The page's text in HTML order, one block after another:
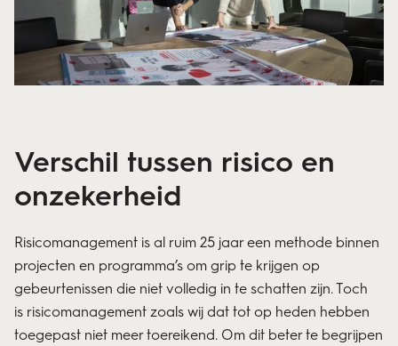
Verschil tussen risico en
onzekerheid
Risicomanagement is al ruim 25 jaar een methode binnen
projecten en programma’s om grip te krijgen op
gebeurtenissen die niet volledig in te schatten zijn. Toch
is risicomanagement zoals wij dat tot op heden hebben
toegepast niet meer toereikend. Om dit beter te begrijpen